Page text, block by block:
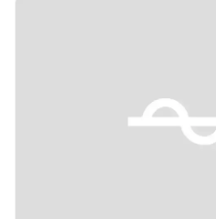
Previous slide